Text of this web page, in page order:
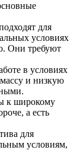
для
условиях
Они требуют
в условиях
и низкую
к широкому
а есть
для
условиям,